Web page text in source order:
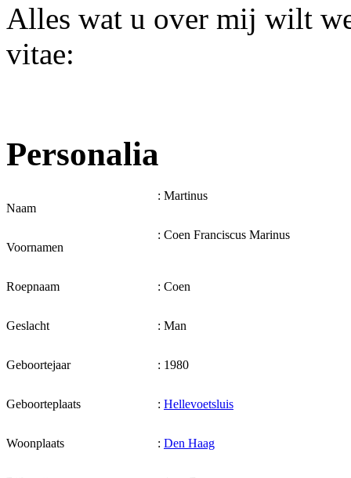
Alles wat u over mij wilt
vitae:
Personalia
Naam
: Martinus
Voornamen
: Coen Franciscus Marinus
Roepnaam : Coen
Geslacht : Man
Geboortejaar : 1980
Geboorteplaats : Hellevoetsluis
Woonplaats : Den Haag